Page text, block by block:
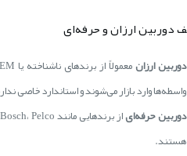
دوربین ارزان
واسطه‌ها وارد بازار می‌شوند و استاندارد خاصی
دوربین حرفه‌ای
هستند.